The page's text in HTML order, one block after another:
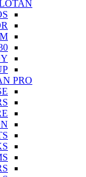
PRO